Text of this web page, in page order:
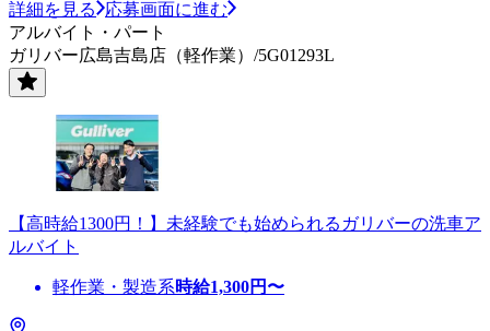
詳細を見る
応募画面に進む
アルバイト・パート
ガリバー広島吉島店（軽作業）/5G01293L
【高時給1300円！】未経験でも始められるガリバーの洗車ア
ルバイト
軽作業・製造系時給1,300円〜